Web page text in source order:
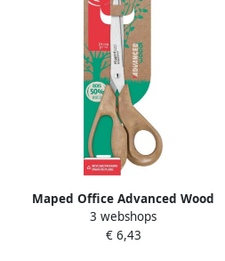
Maped Office Advanced Wood
schaar 21 cm asymmetrisch
3 webshops
€ 6,43